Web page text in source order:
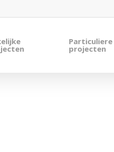
Particuliere
projecten